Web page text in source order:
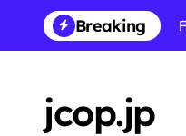
content
Breaking
jcop.jp